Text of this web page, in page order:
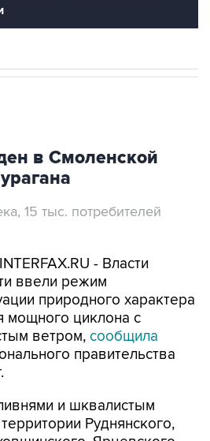
в Смоленской
15 тыс. потребителей
- Власти
ввели режим
природного характера
мощного циклона с
ветром, сообщила
правительства
и шквалистым
Руднянского,